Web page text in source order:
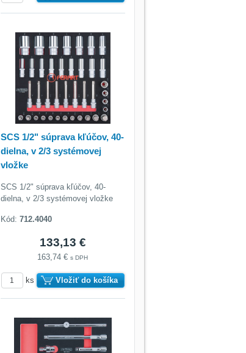
SCS 1/2" súprava kľúčov, 40-
dielna, v 2/3 systémovej
vložke
SCS 1/2" súprava kľúčov, 40-
dielna, v 2/3 systémovej vložke
Kód: 712.4040
133,13 €
163,74 €s DPH
ks Vložiť do košíka